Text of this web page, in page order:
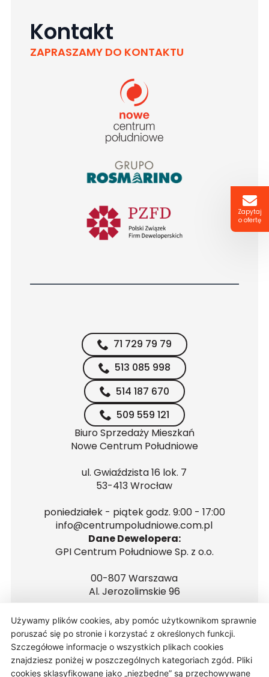
Zapytaj
o ofertę
Kontakt
ZAPRASZAMY DO KONTAKTU
71 729 79 79
513 085 998
514 187 670
509 559 121
Biuro Sprzedaży Mieszkań
Nowe Centrum Południowe
ul. Gwiaździsta 16 lok. 7
53-413 Wrocław
poniedziałek - piątek godz. 9:00 - 17:00
info@centrumpoludniowe.com.pl
Dane Dewelopera:
GPI Centrum Południowe Sp. z o.o.
00-807 Warszawa
Al. Jerozolimskie 96
NIP 5272681560
REGON 146223646
Używamy plików cookies, aby pomóc użytkownikom sprawnie
poruszać się po stronie i korzystać z określonych funkcji.
Szczegółowe informacje o wszystkich plikach cookies
znajdziesz poniżej w poszczególnych kategoriach zgód. Pliki
cookies sklasyfikowane jako „niezbędne” są przechowywane